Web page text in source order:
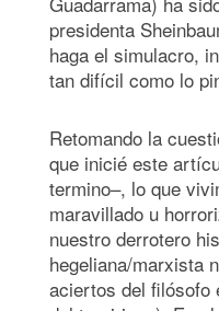
presidenta
haga el simulacro,
tan difícil como lo
Retomando la
que inicié este
termino–, lo que
maravillado u
nuestro derrotero
hegeliana/marxista
aciertos del filósofo